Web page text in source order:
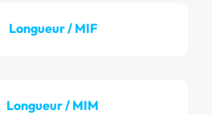
Longueur / MIF
Longueur / MIM